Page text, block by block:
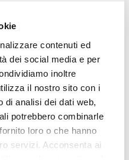
contenuti ed
dei social media e per
inoltre
il nostro sito con i
di analisi dei dati web,
potrebbero combinarle
loro o che hanno
servizi. Acconsenta ai